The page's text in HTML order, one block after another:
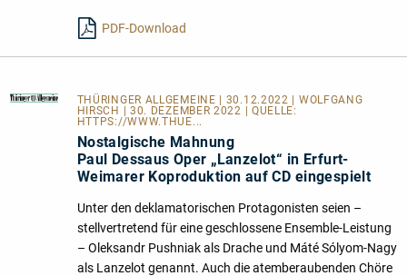
PDF-Download
THÜRINGER ALLGEMEINE | 30.12.2022 | WOLFGANG
HIRSCH | 30. DEZEMBER 2022 | QUELLE:
HTTPS://WWW.THUE...
Nostalgische Mahnung
Paul Dessaus Oper „Lanzelot“ in Erfurt-
Weimarer Koproduktion auf CD eingespielt
Unter den deklamatorischen Protagonisten seien –
stellvertretend für eine geschlossene Ensemble-Leistung
– Oleksandr Pushniak als Drache und Máté Sólyom-Nagy
als Lanzelot genannt. Auch die atemberaubenden Chöre